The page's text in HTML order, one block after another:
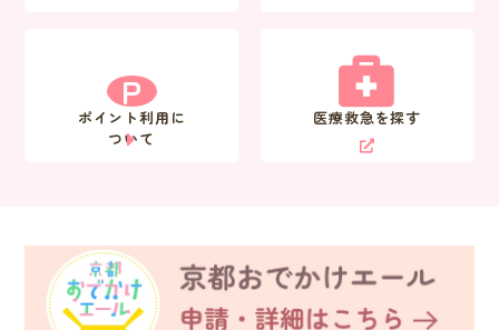
P
ポイント利用に
ついて
医療救急を探す